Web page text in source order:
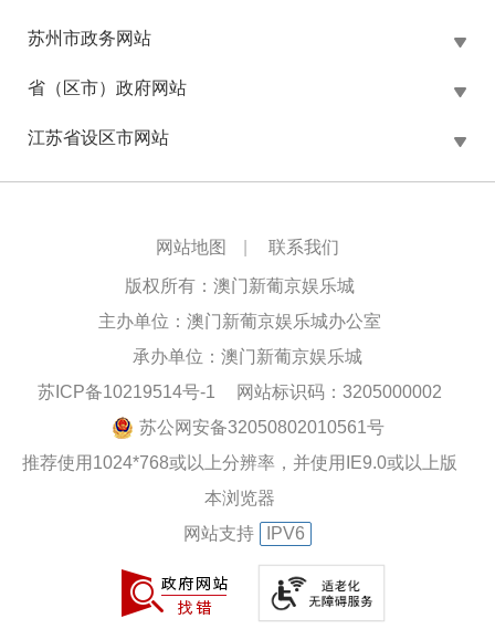
苏州市政务网站
省（区市）政府网站
江苏省设区市网站
网站地图 联系我们
版权所有：澳门新葡京娱乐城
主办单位：澳门新葡京娱乐城办公室
承办单位：澳门新葡京娱乐城
苏ICP备10219514号-1
网站标识码：3205000002
苏公网安备32050802010561号
推荐使用1024*768或以上分辨率，并使用IE9.0或以上版
本浏览器
网站支持
IPV6